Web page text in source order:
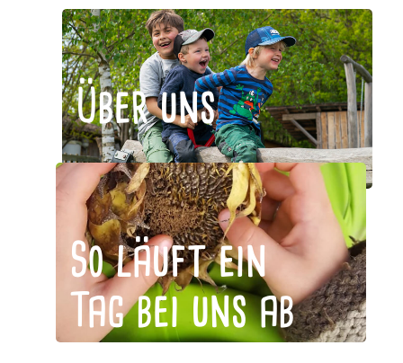
Über uns
So läuft ein
Tag bei uns ab